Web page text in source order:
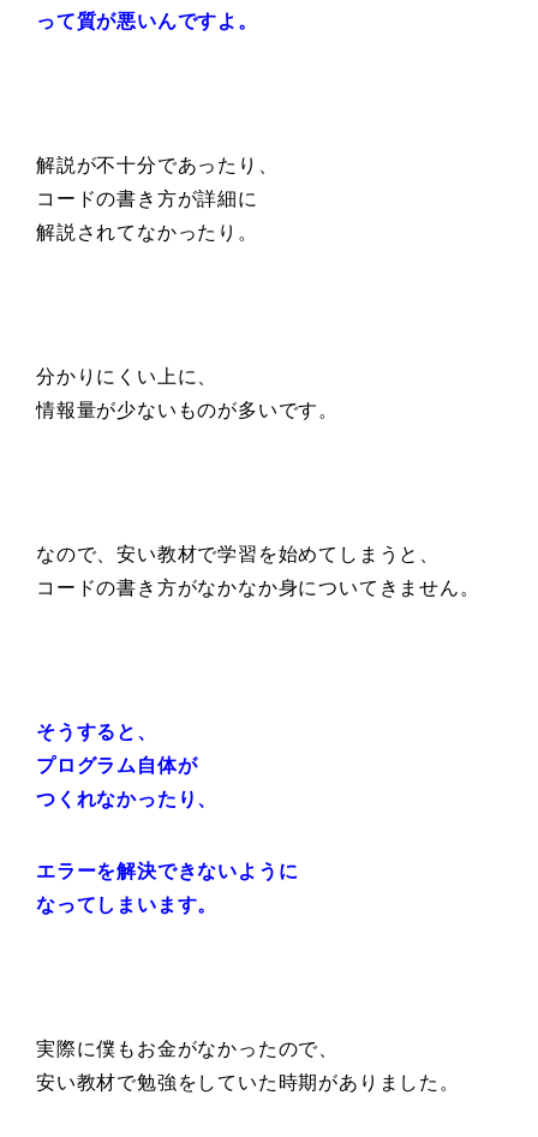
って質が悪いんですよ。
解説が不十分であったり、
コードの書き方が詳細に
解説されてなかったり。
分かりにくい上に、
情報量が少ないものが多いです。
なので、安い教材で学習を始めてしまうと、
コードの書き方がなかなか身についてきません。
そうすると、
プログラム自体が
つくれなかったり、
エラーを解決できないように
なってしまいます。
実際に僕もお金がなかったので、
安い教材で勉強をしていた時期がありました。